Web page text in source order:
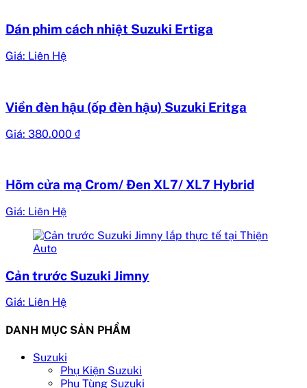
Dán phim cách nhiệt Suzuki Ertiga
Giá: Liên Hệ
Viền đèn hậu (ốp đèn hậu) Suzuki Eritga
Giá: 380.000 ₫
Hõm cửa mạ Crom/ Đen XL7/ XL7 Hybrid
Giá: Liên Hệ
Cản trước Suzuki Jimny
Giá: Liên Hệ
DANH MỤC SẢN PHẨM
Suzuki
Phụ Kiện Suzuki
Phụ Tùng Suzuki